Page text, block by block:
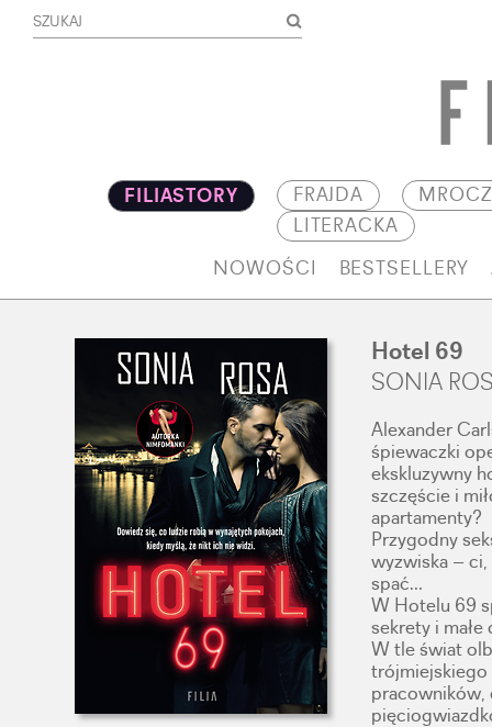
FILIASTORY FRAJDA
LITERACKA
NOWOŚCI BESTSELLERY
Hotel 69
SONIA
Alexander
śpiewaczki
ekskluzywny
szczęście i
apartamenty?
Przygodny
wyzwiska – ci,
spać…
W Hotelu 69
sekrety i
W tle świat
trójmiejskiego
pracowników,